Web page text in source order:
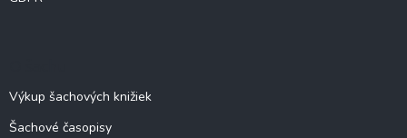
Výkup šachových knižiek
Šachové časopisy